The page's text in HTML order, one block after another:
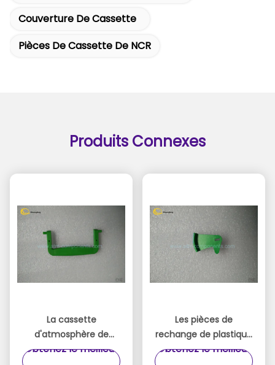
Couverture De Cassette
Pièces De Cassette De NCR
Produits Connexes
La cassette
d'atmosphère de
Wincor Nixdorf partie
Obtenez le meilleur
Les pièces de
rechange de plastique
d'atmosphère de vert,
Obtenez le meilleur